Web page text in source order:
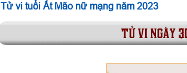
Tử vi tuổi Ất Mão nữ mạng năm 2023
tử vi ngày